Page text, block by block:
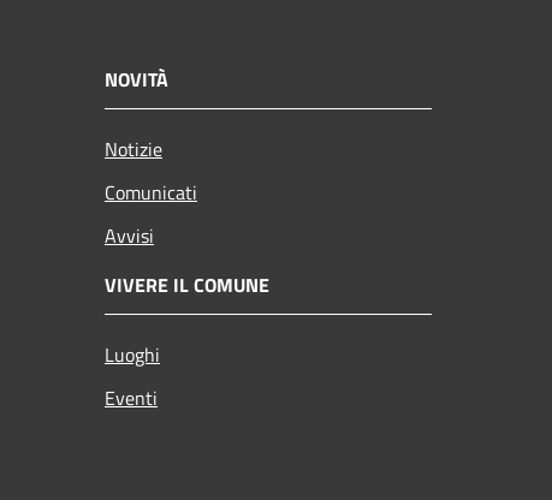
NOVITÀ
Notizie
Comunicati
Avvisi
VIVERE IL COMUNE
Luoghi
Eventi